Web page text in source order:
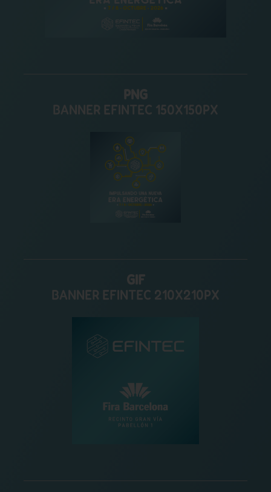
PNG
BANNER EFINTEC 150X150PX
GIF
BANNER EFINTEC 210X210PX